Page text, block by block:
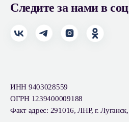
Следите за нами в
ИНН 9403028559
ОГРН 1239400009188
Факт адрес: 291016, ЛНР, г.